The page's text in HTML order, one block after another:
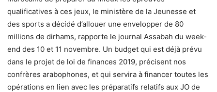
qualificatives à ces jeux, le ministère de la Jeunesse et
des sports a décidé d’allouer une envelopper de 80
millions de dirhams, rapporte le journal Assabah du week-
end des 10 et 11 novembre. Un budget qui est déjà prévu
dans le projet de loi de finances 2019, précisent nos
confrères arabophones, et qui servira à financer toutes les
opérations en lien avec les préparatifs relatifs aux JO de